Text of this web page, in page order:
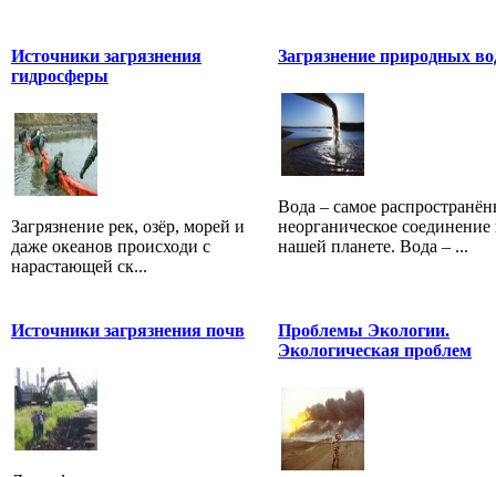
Источники загрязнения
гидросферы
Загрязнение рек, озёр, морей и
даже океанов происходи с
нарастающей ск...
Загрязнение природных
Вода – самое
неорганическое соединение
нашей планете. Вода – ...
Источники загрязнения почв
Проблемы Экологии.
Экологическая проблем